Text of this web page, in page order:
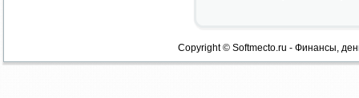
Copyright © Softmecto.ru - Финансы,